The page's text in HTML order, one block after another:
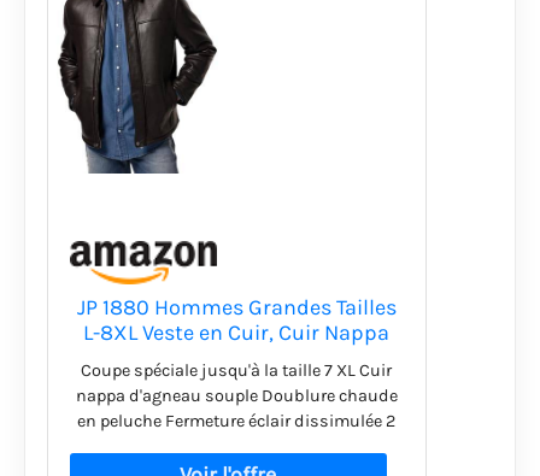
JP 1880 Hommes Grandes Tailles
L-8XL Veste en Cuir, Cuir Nappa
Souple (Agneau), Doublure en
Polaire Noisette 6XL 830854110-
6XL
Coupe spéciale jusqu'à la taille 7 XL Cuir
nappa d'agneau souple Doublure chaude
en peluche Fermeture éclair dissimulée 2